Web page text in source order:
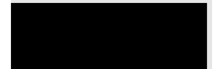
مشغل